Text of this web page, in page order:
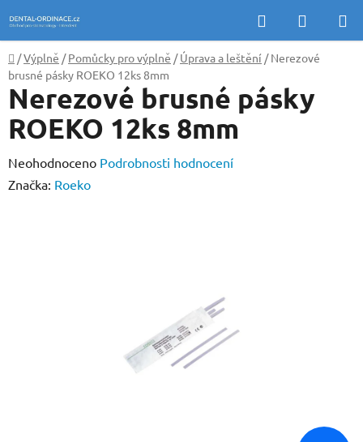
na
obsah
Hledat
KOŠÍK
Domů
/Výplně / Pomůcky pro výplně / Úprava a leštění / Nerezové
brusné pásky ROEKO 12ks 8mm
Nerezové brusné pásky
ROEKO 12ks 8mm
Průměrné
hodnocení
Neohodnoceno Podrobnosti hodnocení
Značka: Roeko